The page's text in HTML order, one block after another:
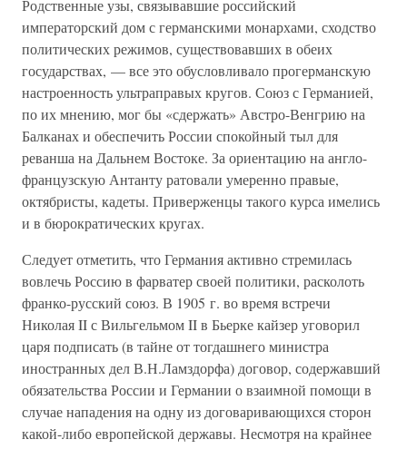
Родственные узы, связывавшие российский
императорский дом с германскими монархами, сходство
политических режимов, существовавших в обеих
государствах, — все это обусловливало прогерманскую
настроенность ультраправых кругов. Союз с Германией,
по их мнению, мог бы «сдержать» Австро-Венгрию на
Балканах и обеспечить России спокойный тыл для
реванша на Дальнем Востоке. За ориентацию на англо-
французскую Антанту ратовали умеренно правые,
октябристы, кадеты. Приверженцы такого курса имелись
и в бюрократических кругах.
Следует отметить, что Германия активно стремилась
вовлечь Россию в фарватер своей политики, расколоть
франко-русский союз. В 1905 г. во время встречи
Николая II с Вильгельмом II в Бьерке кайзер уговорил
царя подписать (в тайне от тогдашнего министра
иностранных дел В.Н.Ламздорфа) договор, содержавший
обязательства России и Германии о взаимной помощи в
случае нападения на одну из договаривающихся сторон
какой-либо европейской державы. Несмотря на крайнее